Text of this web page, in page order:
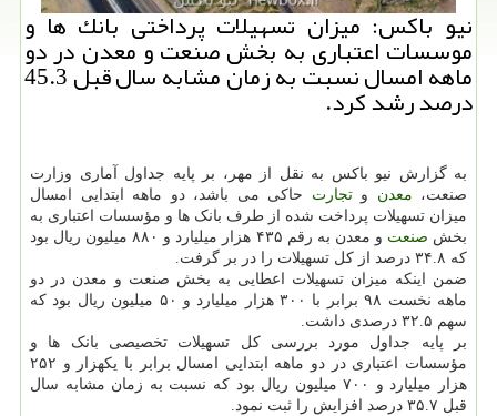
نیو باكس: میزان تسهیلات پرداختی بانك ‎ها و
موسسات اعتباری به بخش صنعت و معدن در دو
ماهه امسال نسبت به زمان مشابه سال قبل 45.3
درصد رشد كرد.
به گزارش نیو باکس به نقل از مهر، بر پایه جداول آماری وزارت
صنعت، معدن وتجارت حاکی می باشد، دو ماهه ابتدایی امسال
میزان تسهیلات پرداخت شده از طرف بانک ها و مؤسسات اعتباری به
بخش صنعت
و معدن به رقم ۴۳۵ هزار میلیارد و ۸۸۰ میلیون ریال بود
که ۳۴.۸ درصد از کل تسهیلات را در بر گرفت.
ضمن اینکه میزان تسهیلات اعطایی به بخش صنعت و معدن در دو
ماهه نخست ۹۸ برابر با ۳۰۰ هزار میلیارد و ۵۰ میلیون ریال بود که
سهم ۳۲.۵ درصدی داشت.
بر پایه جداول مورد بررسی کل تسهیلات تخصیصی بانک ها و
مؤسسات اعتباری در دو ماهه ابتدایی امسال برابر با یکهزار و ۲۵۲
هزار میلیارد و ۷۰۰ میلیون ریال بود که نسبت به زمان مشابه سال
قبل ۳۵.۷ درصد افزایش را ثبت نمود.